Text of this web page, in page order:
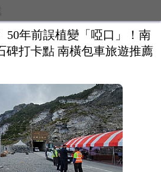
50年前誤植變「啞口」！南
碑打卡點 南橫包車旅遊推薦